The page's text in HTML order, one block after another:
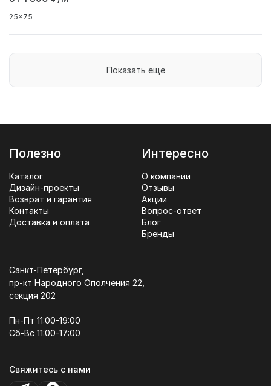
25x75
Показать еще
Полезно
Каталог
Дизайн-проекты
Возврат и гарантия
Контакты
Доставка и оплата
Интересно
О компании
Отзывы
Акции
Вопрос-ответ
Блог
Бренды
Санкт-Петербург,
пр-кт Народного Ополчения 22,
секция 202
Пн-Пт 11:00-19:00
Сб-Вс 11:00-17:00
Свяжитесь с нами